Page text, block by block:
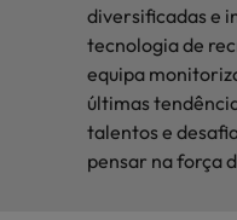
diversificadas e
tecnologia de
equipa
últimas
talentos e
pensar na força